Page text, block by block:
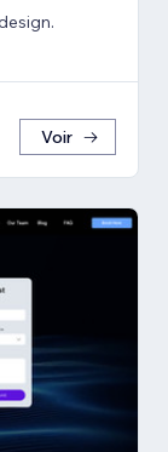
Voir